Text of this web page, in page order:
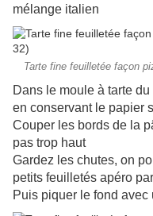
mélange italien
Tarte fine feuilletée façon
Dans le moule à tarte
en conservant le papier
Couper les bords de la
pas trop haut
Gardez les chutes, on
petits feuilletés apéro
Puis piquer le fond avec